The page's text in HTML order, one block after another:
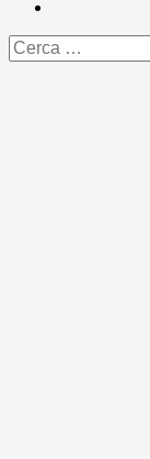
Ricerca
per: